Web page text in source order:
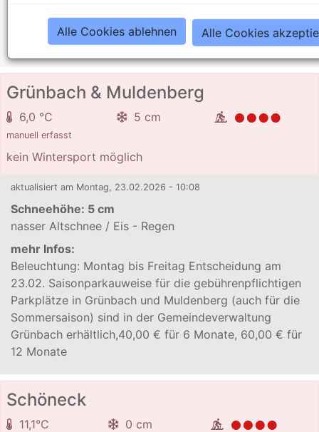
Der Loipenbetrieb ist leider nicht mehr möglich.
Schneehöhe:0 cm
Grünbach & Muldenberg
6,0 °C
manuell erfasst
5 cm
kein Wintersport möglich
aktualisiert am Montag, 23.02.2026 - 10:08
Schneehöhe: 5 cm
nasser Altschnee / Eis - Regen
mehr Infos:
Beleuchtung: Montag bis Freitag Entscheidung am
23.02. Saisonparkauweise für die gebührenpflichtigen
Parkplätze in Grünbach und Muldenberg (auch für die
Sommersaison) sind in der Gemeindeverwaltung
Grünbach erhältlich,40,00 € für 6 Monate, 60,00 € für
12 Monate
Schöneck
11,1°C
0 cm
Alle Cookies ablehnen Alle Cookies